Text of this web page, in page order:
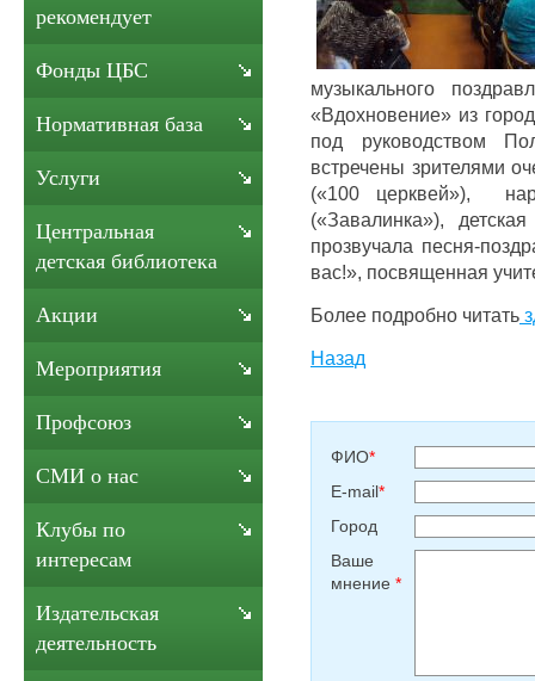
музыкального
«Вдохновение» из
под руководством
встречены зрителями
(«100 церквей»),
(«Завалинка»),
прозвучала песня-
вас!», посвященная
Более подробно читать
Назад
ФИО*
E-mail*
Город
Ваше
мнение *
рекомендует
Фонды ЦБС
Нормативная база
Услуги
Центральная
детская библиотека
Акции
Мероприятия
Профсоюз
СМИ о нас
Клубы по
интересам
Издательская
деятельность